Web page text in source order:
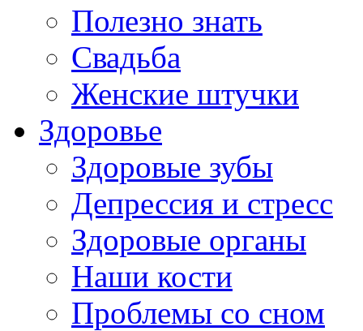
Полезно знать
Свадьба
Женские штучки
Здоровье
Здоровые зубы
Депрессия и стресс
Здоровые органы
Наши кости
Проблемы со сном